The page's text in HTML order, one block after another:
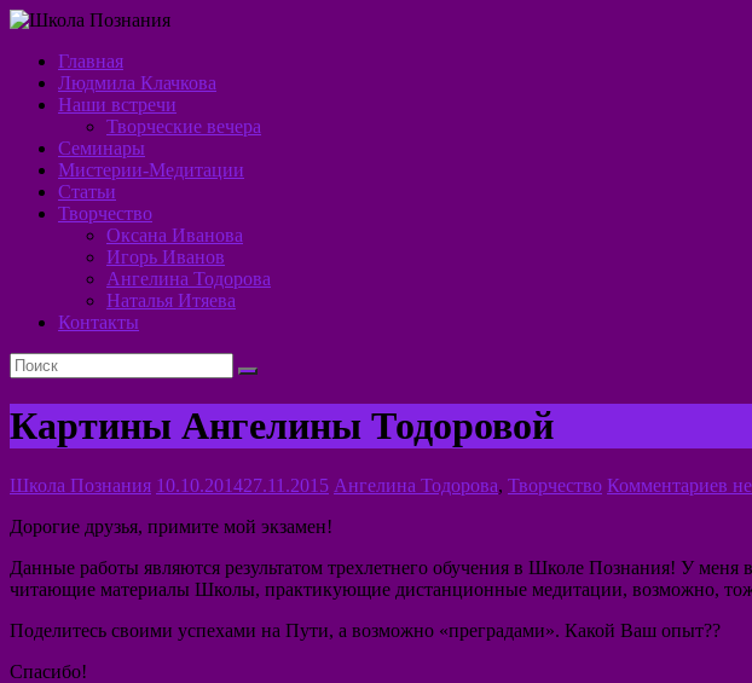
Перейти
содержимому
Школа
Познания
Алхимия
Духа
Главная
Людмила Клачкова
Наши встречи
Творческие вечера
Семинары
Мистерии-Медитации
Статьи
Творчество
Оксана Иванова
Игорь Иванов
Ангелина Тодорова
Наталья Итяева
Контакты
Картины Ангелины Тодоровой
Школа Познания 10.10.201427.11.2015 Ангелина Тодорова, Творчество Комментариев
Дорогие друзья, примите мой экзамен!
Данные работы являются результатом трехлетнего обучения в Школе Познания! У
читающие материалы Школы, практикующие дистанционные медитации, возможно,
Поделитесь своими успехами на Пути, а возможно «преградами». Какой Ваш опыт??
Спасибо!